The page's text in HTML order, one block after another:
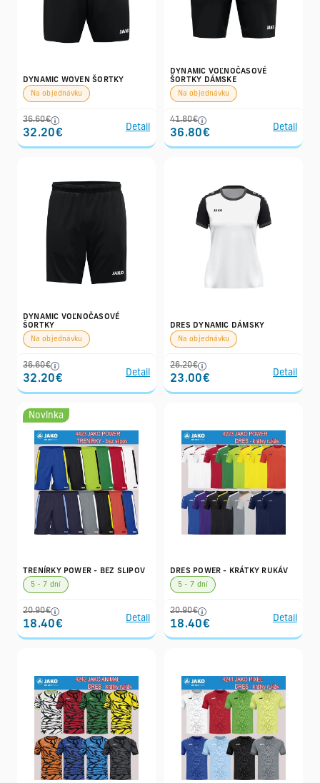
DYNAMIC WOVEN ŠORTKY
Na objednávku
36.60€
32.20€
Detail
DYNAMIC VOĽNOČASOVÉ
ŠORTKY DÁMSKE
Na objednávku
41.80€
36.80€
Detail
DYNAMIC VOĽNOČASOVÉ
ŠORTKY
Na objednávku
36.60€
32.20€
Detail
DRES DYNAMIC DÁMSKY
Na objednávku
26.20€
23.00€
Detail
Novinka
TRENÍRKY POWER - BEZ SLIPOV
5 - 7 dní
20.90€
18.40€
Detail
DRES POWER - KRÁTKY RUKÁV
5 - 7 dní
20.90€
18.40€
Detail